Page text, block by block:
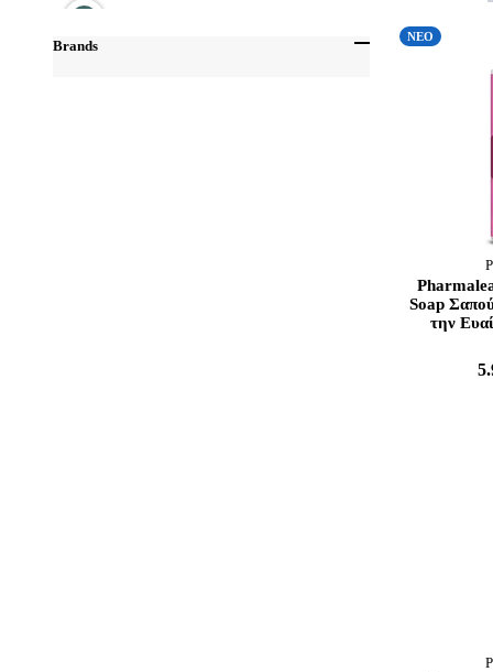
Brands
ΝΕΟ
Soap
την